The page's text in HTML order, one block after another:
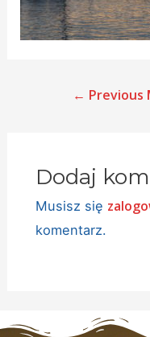
← Previous
Dodaj
Musisz się
komentarz.